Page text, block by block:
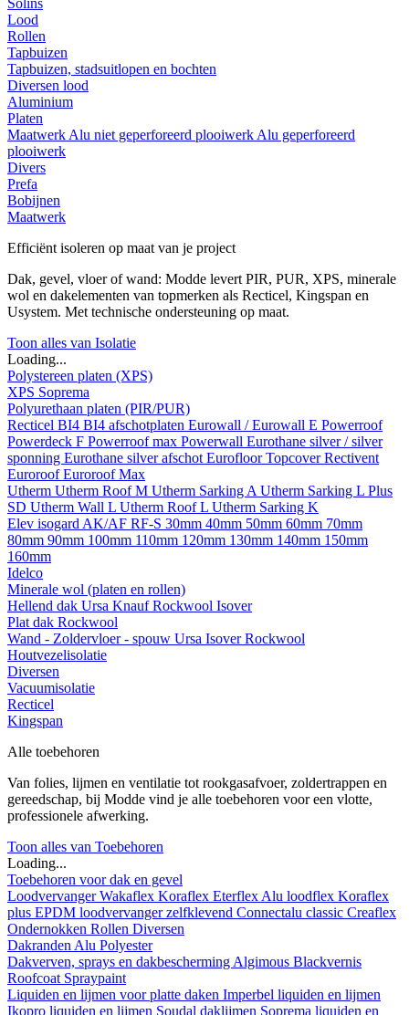
Solins
Lood
Rollen
Tapbuizen
Tapbuizen, stadsuitlopen en bochten
Diversen lood
Aluminium
Platen
Maatwerk Alu niet geperforeerd plooiwerk Alu geperforeerd
plooiwerk
Divers
Prefa
Bobijnen
Maatwerk
Efficiënt isoleren op maat van je project
Dak, gevel, vloer of wand: Modde levert PIR, PUR, XPS, minerale
wol en dakelementen van topmerken als Recticel, Kingspan en
Usystem. Met technische ondersteuning op maat.
Toon alles van Isolatie
Loading...
Polystereen platen (XPS)
XPS Soprema
Polyurethaan platen (PIR/PUR)
Recticel BI4 BI4 afschotplaten Eurowall / Eurowall E Powerroof
Powerdeck F Powerroof max Powerwall Eurothane silver / silver
sponning Eurothane silver afschot EurofloorTopcoverRectivent
EuroroofEuroroof Max
Utherm Utherm Roof M Utherm Sarking A Utherm Sarking L Plus
SD Utherm Wall L Utherm Roof L Utherm Sarking K
Elev isogard AK/AF RF-S 30mm 40mm 50mm 60mm 70mm
80mm 90mm 100mm 110mm 120mm 130mm 140mm 150mm
160mm
Idelco
Minerale wol (platen en rollen)
Hellend dak Ursa KnaufRockwool Isover
Plat dak Rockwool
Wand - Zoldervloer - spouw Ursa IsoverRockwool
Houtvezelisolatie
Diversen
Vacuumisolatie
Recticel
Kingspan
Alle toebehoren
Van folies, lijmen en ventilatie tot rookgasafvoer, zoldertrappen en
gereedschap, bij Modde vind je alle toebehoren voor een vlotte,
professionele afwerking.
Toon alles van Toebehoren
Loading...
Toebehoren voor dak en gevel
LoodvervangerWakaflex Koraflex Eterflex Alu loodflex Koraflex
plus EPDM loodvervanger zelfklevend Connectalu classic Creaflex
Ondernokken Rollen Diversen
Dakranden Alu Polyester
Dakverven, sprays en dakbescherming Algimous Blackvernis
Roofcoat Spraypaint
Liquiden en lijmen voor platte daken Imperbel liquiden en lijmen
Ikopro liquiden en lijmen Soudal daklijmen Soprema liquiden en